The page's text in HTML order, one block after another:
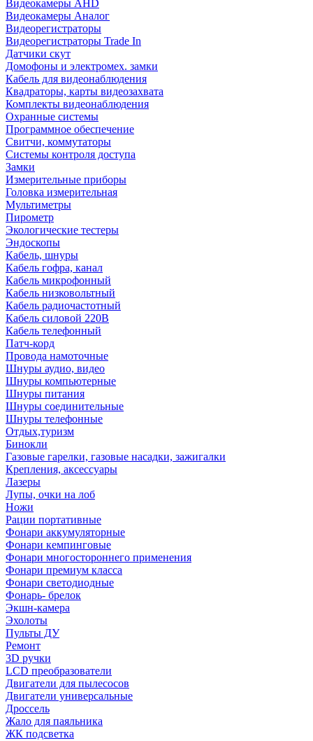
Видеокамеры AHD
Видеокамеры Аналог
Видеорегистраторы
Видеорегистраторы Trade In
Датчики скут
Домофоны и электромех. замки
Кабель для видеонаблюдения
Квадраторы, карты видеозахвата
Комплекты видеонаблюдения
Охранные системы
Программное обеспечение
Свитчи, коммутаторы
Системы контроля доступа
Замки
Измерительные приборы
Головка измерительная
Мультиметры
Пирометр
Экологические тестеры
Эндоскопы
Кабель, шнуры
Кабель гофра, канал
Кабель микрофонный
Кабель низковольтный
Кабель радиочастотный
Кабель силовой 220В
Кабель телефонный
Патч-корд
Провода намоточные
Шнуры аудио, видео
Шнуры компьютерные
Шнуры питания
Шнуры соединительные
Шнуры телефонные
Отдых,туризм
Бинокли
Газовые гарелки, газовые насадки, зажигалки
Крепления, аксессуары
Лазеры
Лупы, очки на лоб
Ножи
Рации портативные
Фонари аккумуляторные
Фонари кемпинговые
Фонари многостороннего применения
Фонари премиум класса
Фонари светодиодные
Фонарь- брелок
Экшн-камера
Эхолоты
Пульты ДУ
Ремонт
3D ручки
LCD преобразователи
Двигатели для пылесосов
Двигатели универсальные
Дроссель
Жало для паяльника
ЖК подсветка